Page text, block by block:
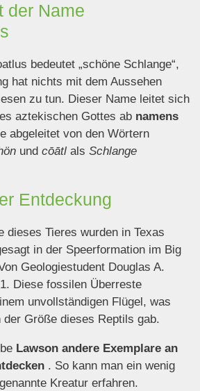
der Name
bedeutet „schöne Schlange“,
hat nichts mit dem Aussehen
zu tun. Dieser Name leitet sich
aztekischen Gottes ab namens
abgeleitet von den Wörtern
und cōātl als Schlange
Entdeckung
dieses Tieres wurden in Texas
in der Speerformation im Big
Geologiestudent Douglas A.
Diese fossilen Überreste
unvollständigen Flügel, was
der Größe dieses Reptils gab.
Lawson andere Exemplare an
. So kann man ein wenig
Kreatur erfahren.